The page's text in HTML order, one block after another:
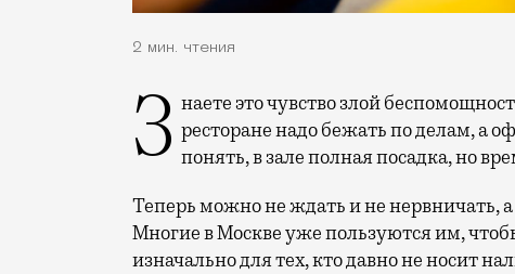
2 мин. чтения
Знаете это чувство злой беспомощности, когда после завтрака или обеда в ресторане надо бежать по делам, а
понять, в зале полная посадка, но
Теперь можно не ждать и не нервничать,
Многие в Москве уже пользуются им,
изначально для тех, кто давно не носит